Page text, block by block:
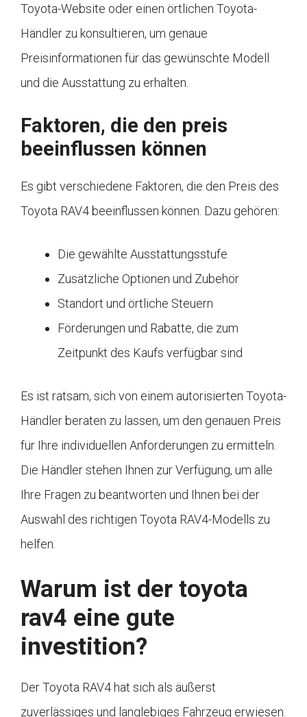
Toyota-Website oder einen örtlichen Toyota-
Händler zu konsultieren, um genaue
Preisinformationen für das gewünschte Modell
und die Ausstattung zu erhalten.
Faktoren, die den preis
beeinflussen können
Es gibt verschiedene Faktoren, die den Preis des
Toyota RAV4 beeinflussen können. Dazu gehören:
Die gewählte Ausstattungsstufe
Zusätzliche Optionen und Zubehör
Standort und örtliche Steuern
Förderungen und Rabatte, die zum
Zeitpunkt des Kaufs verfügbar sind
Es ist ratsam, sich von einem autorisierten Toyota-
Händler beraten zu lassen, um den genauen Preis
für Ihre individuellen Anforderungen zu ermitteln.
Die Händler stehen Ihnen zur Verfügung, um alle
Ihre Fragen zu beantworten und Ihnen bei der
Auswahl des richtigen Toyota RAV4-Modells zu
helfen.
Warum ist der toyota
rav4 eine gute
investition?
Der Toyota RAV4 hat sich als äußerst
zuverlässiges und langlebiges Fahrzeug erwiesen.